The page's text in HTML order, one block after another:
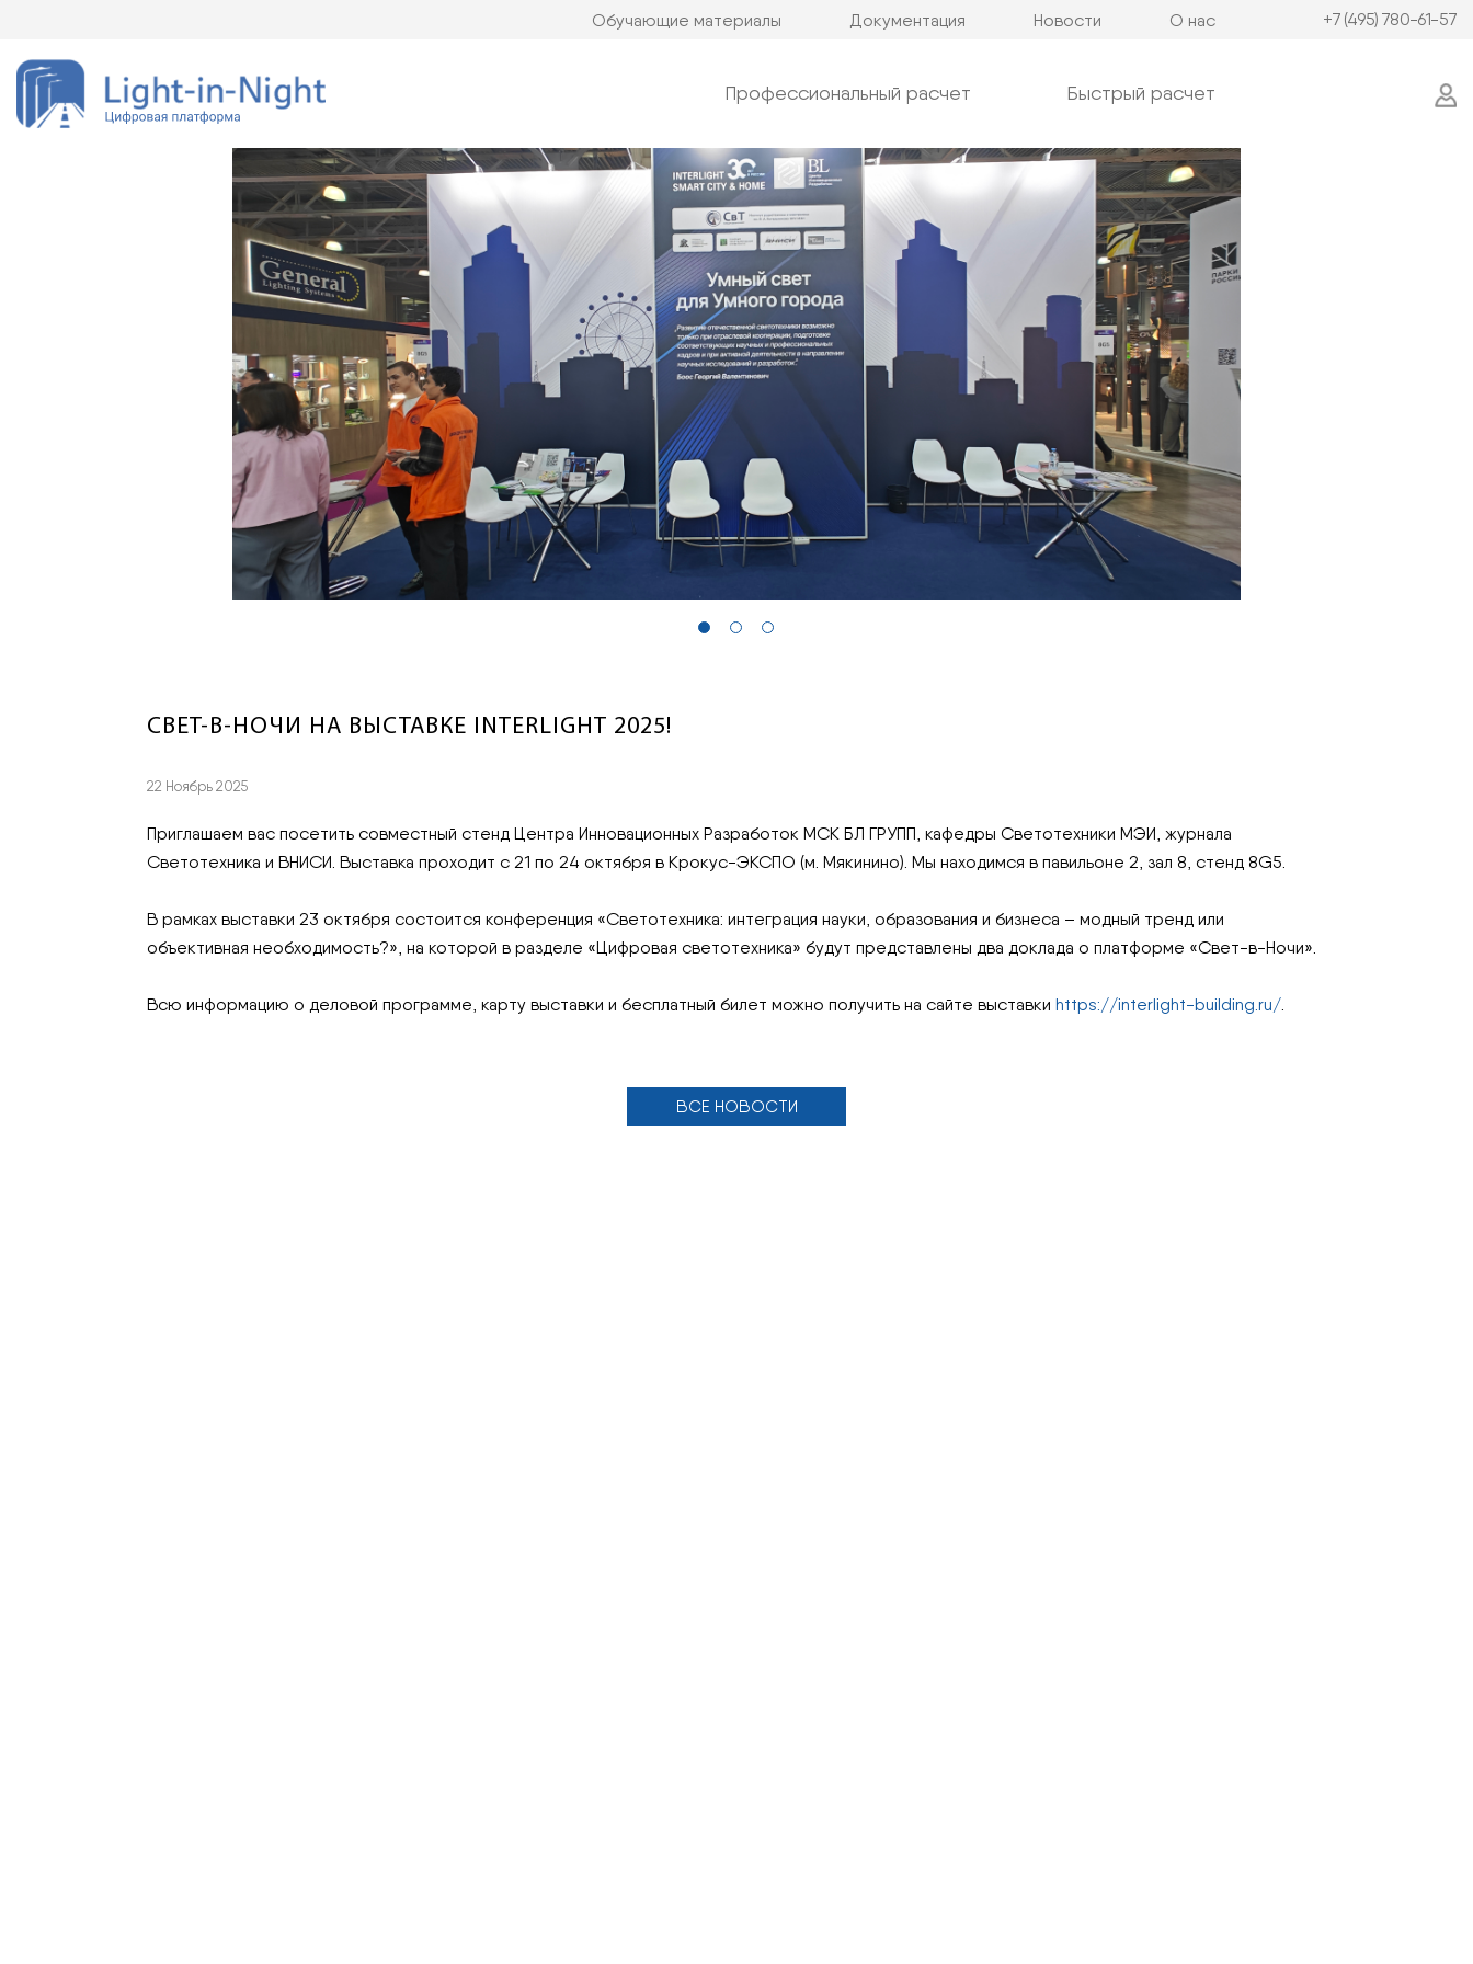
Обучающие материалы Документация Новости О нас +7 (495) 780-61-57
Профессиональный расчет Быстрый расчет
СВЕТ-В-НОЧИ НА ВЫСТАВКЕ INTERLIGHT 2025!
22 Ноябрь 2025
Приглашаем вас посетить совместный стенд Центра Инновационных Разработок МСК БЛ ГРУПП, кафедры Светотехники МЭИ, журнала
Светотехника и ВНИСИ. Выставка проходит с 21 по 24 октября в Крокус-ЭКСПО (м. Мякинино). Мы находимся в павильоне 2, зал 8, стенд 8G5.
В рамках выставки 23 октября состоится конференция «Светотехника: интеграция науки, образования и бизнеса – модный тренд или
объективная необходимость?», на которой в разделе «Цифровая светотехника» будут представлены два доклада о платформе «Свет-в-Ночи».
Всю информацию о деловой программе, карту выставки и бесплатный билет можно получить на сайте выставки https://interlight-building.ru/.
ВСЕ НОВОСТИ